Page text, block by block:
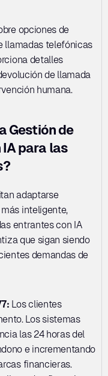
opciones de
llamadas telefónicas
detalles
de llamada
humana.
Gestión de
para las
adaptarse
inteligente,
entrantes con IA
que sigan siendo
demandas de
Los clientes
Los sistemas
las 24 horas del
e incrementando
financieras.